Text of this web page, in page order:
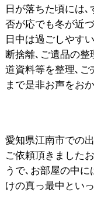
日が落ちた頃には
否が応でも冬が近
日中は過ごしやす
断捨離､ご遺品の整
道資料等を整理､ご
まで是非お声をお
愛知県江南市での
ご依頼頂きました
うで､お部屋の中
けの真っ最中とい